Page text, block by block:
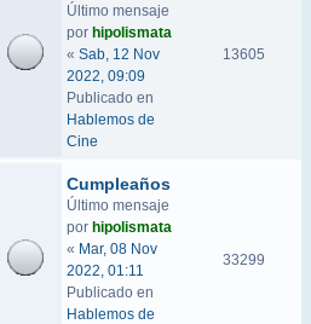
Último mensaje
por hipolismata
« Sab, 12 Nov
2022, 09:09
Publicado en
Hablemos de
Cine
13605
Cumpleaños
Último mensaje
por hipolismata
« Mar, 08 Nov
2022, 01:11
Publicado en
Hablemos de
33299